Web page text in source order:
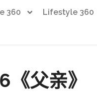
360 Lifestyle 360
父亲》